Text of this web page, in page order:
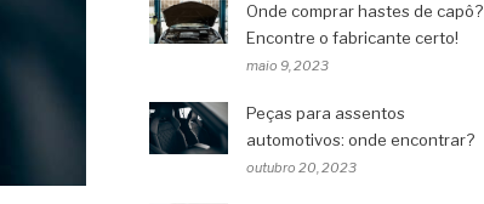
Onde comprar hastes de capô?
Encontre o fabricante certo!
maio 9, 2023
Peças para assentos
automotivos: onde encontrar?
outubro 20, 2023